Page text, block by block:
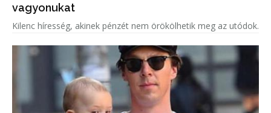
vagyonukat
Kilenc híresség, akinek pénzét nem örökölhetik meg az utódok.